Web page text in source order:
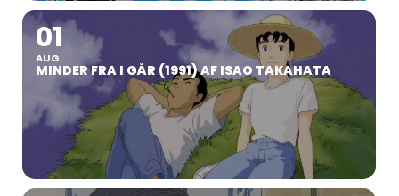
01
AUG
MINDER FRA I GÅR (1991) AF ISAO TAKAHATA